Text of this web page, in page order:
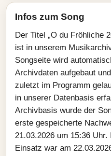
Infos zum Song
Der Titel „O du Fröhliche
ist in unserem
Songseite wird
Archivdaten aufgebaut
zuletzt im Programm
in unserer Datenbasis
Archivbasis wurde der
erste gespeicherte
21.03.2026 um 15:36
Einsatz war am